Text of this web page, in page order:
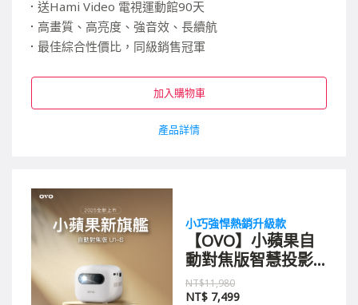
送Hami Video 電視運動館90天
高畫質、高亮度、強音效、長續航
最佳綜合性價比，同級銷售冠軍
加入購物車
產品詳情
小巧強悍熱銷升級款
【OVO】小蘋果自
動對焦版智慧投影
機 U1-S 雪晶白
NT$11,980
NT$ 7,499